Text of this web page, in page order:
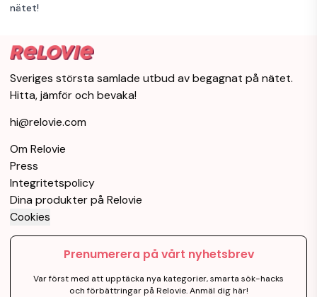
nätet!
Sveriges största samlade utbud av begagnat på nätet.
Hitta, jämför och bevaka!
hi@relovie.com
Om Relovie
Press
Integritetspolicy
Dina produkter på Relovie
Cookies
Prenumerera på vårt nyhetsbrev
Var först med att upptäcka nya kategorier, smarta sök-hacks
och förbättringar på Relovie. Anmäl dig här!